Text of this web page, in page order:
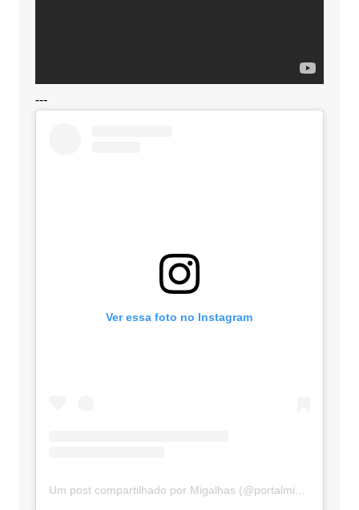
---
Ver essa foto no Instagram
Um post compartilhado por Migalhas (@portalmigalhas)